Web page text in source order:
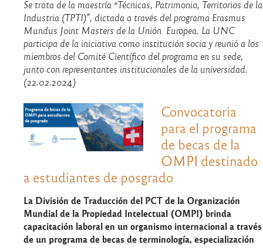
Se trata de la maestría “Técnicas, Patrimonio, Territorios de la
Industria (TPTI)”, dictada a través del programa Erasmus
Mundus Joint Masters de la Unión Europea. La UNC
participa de la iniciativa como institución socia y reunió a los
miembros del Comité Científico del programa en su sede,
junto con representantes institucionales de la universidad.
(22.02.2024)
Convocatoria
para el programa
de becas de la
OMPI destinado
a estudiantes de posgrado
La División de Traducción del PCT de la Organización
Mundial de la Propiedad Intelectual (OMPI) brinda
capacitación laboral en un organismo internacional a través
de un programa de becas de terminología, especialización